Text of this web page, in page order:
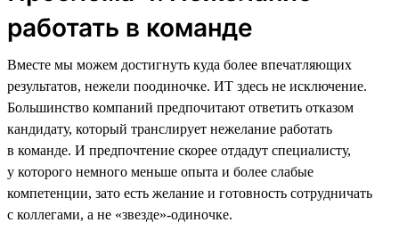
работать в команде
Вместе мы можем достигнуть куда более впечатляющих
результатов, нежели поодиночке. ИТ здесь не исключение.
Большинство компаний предпочитают ответить отказом
кандидату, который транслирует нежелание работать
в команде. И предпочтение скорее отдадут специалисту,
у которого немного меньше опыта и более слабые
компетенции, зато есть желание и готовность сотрудничать
с коллегами, а не «звезде»-одиночке.